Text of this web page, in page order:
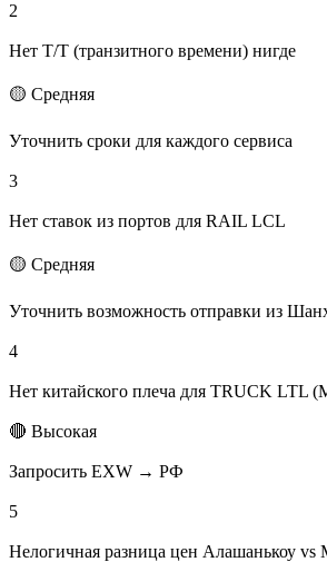
2
Нет T/T (транзитного времени) нигде
🟡 Средняя
Уточнить сроки для каждого сервиса
3
Нет ставок из портов для RAIL LCL
🟡 Средняя
Уточнить возможность отправки из
4
Нет китайского плеча для TRUCK LTL
🔴 Высокая
Запросить EXW → РФ
5
Нелогичная разница цен Алашанькоу vs